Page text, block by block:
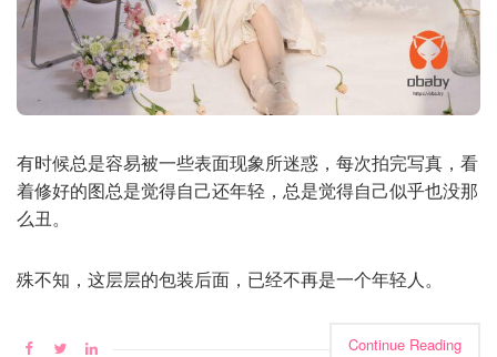
有时候总是容易被一些表面现象所迷惑，每次拍完写真，看
着修好的图总是觉得自己还年轻，总是觉得自己似乎也没那
么丑。
殊不知，这层层的包装后面，已经不再是一个年轻人。
Continue Reading